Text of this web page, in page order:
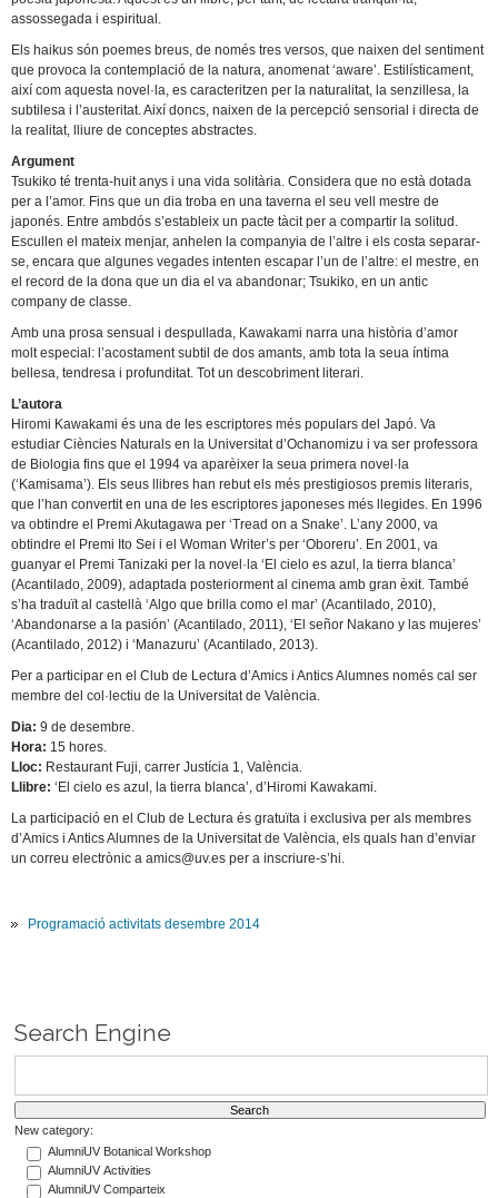
assossegada i espiritual.
Els haikus són poemes breus, de només tres versos, que naixen del sentiment
que provoca la contemplació de la natura, anomenat ‘aware’. Estilísticament,
així com aquesta novel·la, es caracteritzen per la naturalitat, la senzillesa, la
subtilesa i l’austeritat. Així doncs, naixen de la percepció sensorial i directa de
la realitat, lliure de conceptes abstractes.
Argument
Tsukiko té trenta-huit anys i una vida solitària. Considera que no està dotada
per a l’amor. Fins que un dia troba en una taverna el seu vell mestre de
japonés. Entre ambdós s’estableix un pacte tàcit per a compartir la solitud.
Escullen el mateix menjar, anhelen la companyia de l’altre i els costa separar-
se, encara que algunes vegades intenten escapar l’un de l’altre: el mestre, en
el record de la dona que un dia el va abandonar; Tsukiko, en un antic
company de classe.
Amb una prosa sensual i despullada, Kawakami narra una història d’amor
molt especial: l’acostament subtil de dos amants, amb tota la seua íntima
bellesa, tendresa i profunditat. Tot un descobriment literari.
L’autora
Hiromi Kawakami és una de les escriptores més populars del Japó. Va
estudiar Ciències Naturals en la Universitat d’Ochanomizu i va ser professora
de Biologia fins que el 1994 va aparèixer la seua primera novel·la
(‘Kamisama’). Els seus llibres han rebut els més prestigiosos premis literaris,
que l’han convertit en una de les escriptores japoneses més llegides. En 1996
va obtindre el Premi Akutagawa per ‘Tread on a Snake’. L’any 2000, va
obtindre el Premi Ito Sei i el Woman Writer’s per ‘Oboreru’. En 2001, va
guanyar el Premi Tanizaki per la novel·la ‘El cielo es azul, la tierra blanca’
(Acantilado, 2009), adaptada posteriorment al cinema amb gran èxit. També
s’ha traduït al castellà ‘Algo que brilla como el mar’ (Acantilado, 2010),
‘Abandonarse a la pasión’ (Acantilado, 2011), ‘El señor Nakano y las mujeres’
(Acantilado, 2012) i ‘Manazuru’ (Acantilado, 2013).
Per a participar en el Club de Lectura d’Amics i Antics Alumnes només cal ser
membre del col·lectiu de la Universitat de València.
Dia: 9 de desembre.
Hora: 15 hores.
Lloc: Restaurant Fuji, carrer Justícia 1, València.
Llibre: ‘El cielo es azul, la tierra blanca’, d’Hiromi Kawakami.
La participació en el Club de Lectura és gratuïta i exclusiva per als membres
d’Amics i Antics Alumnes de la Universitat de València, els quals han d’enviar
un correu electrònic a amics@uv.es per a inscriure-s’hi.
Programació activitats desembre 2014
Search Engine
New category:
AlumniUV Botanical Workshop
AlumniUV Activities
AlumniUV Comparteix